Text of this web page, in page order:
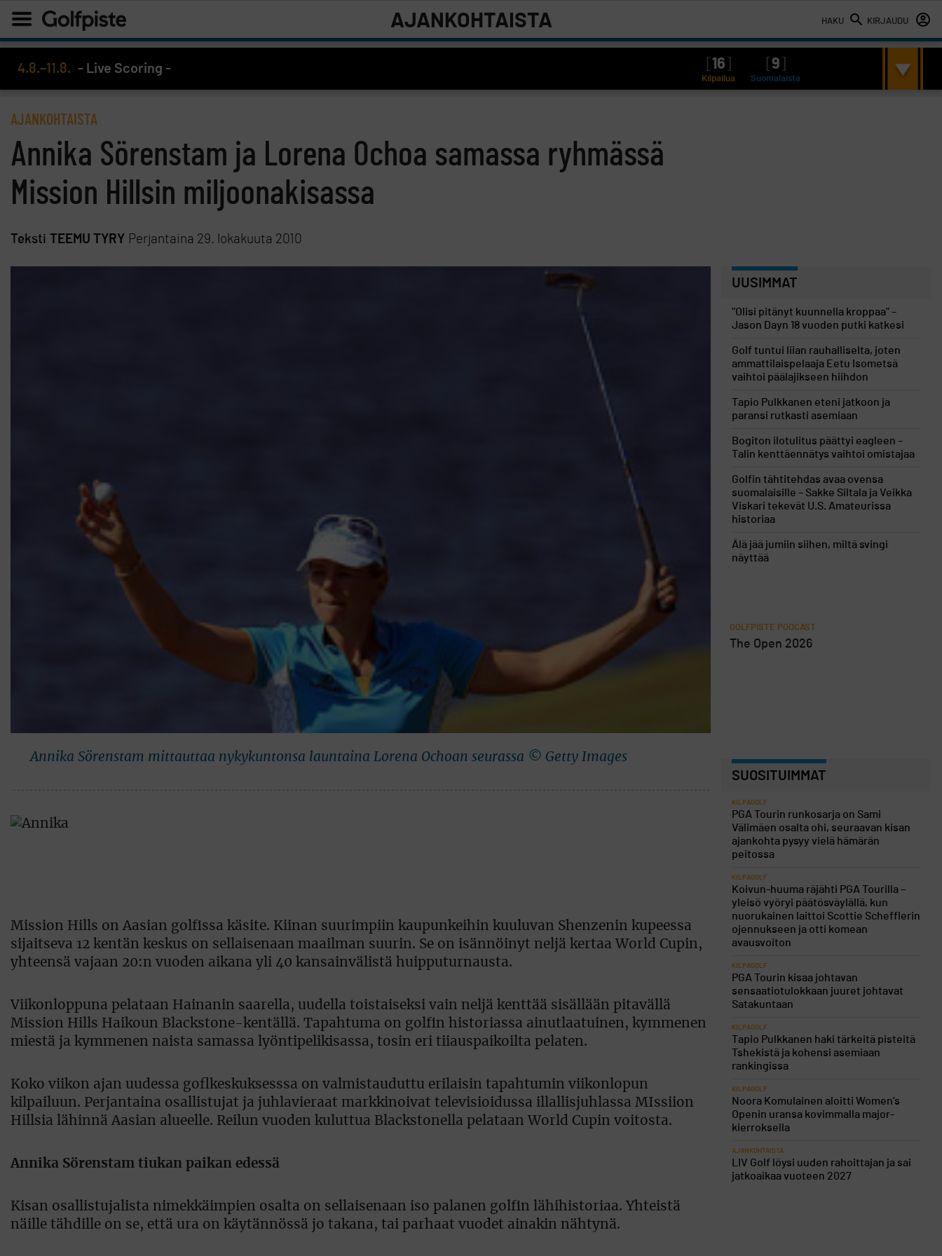
HAKU KIRJAUDU
AJANKOHTAISTA
4.8.–11.8. - Live Scoring - 16 9
Kilpailua Suomalaista
AJANKOHTAISTA
Annika Sörenstam ja Lorena Ochoa samassa ryhmässä
Mission Hillsin miljoonakisassa
Teksti TEEMU TYRY Perjantaina 29. lokakuuta 2010
Annika Sörenstam mittauttaa nykykuntonsa launtaina Lorena Ochoan seurassa © Getty Images
Mission Hills on Aasian golfissa käsite. Kiinan suurimpiin kaupunkeihin kuuluvan Shenzenin kupeessa
sijaitseva 12 kentän keskus on sellaisenaan maailman suurin. Se on isännöinyt neljä kertaa World Cupin,
yhteensä vajaan 20:n vuoden aikana yli 40 kansainvälistä huipputurnausta.
Viikonloppuna pelataan Hainanin saarella, uudella toistaiseksi vain neljä kenttää sisällään pitavällä
Mission Hills Haikoun Blackstone-kentällä. Tapahtuma on golfin historiassa ainutlaatuinen, kymmenen
miestä ja kymmenen naista samassa lyöntipelikisassa, tosin eri tiiauspaikoilta pelaten.
Koko viikon ajan uudessa goflkeskuksesssa on valmistauduttu erilaisin tapahtumin viikonlopun
kilpailuun. Perjantaina osallistujat ja juhlavieraat markkinoivat televisioidussa illallisjuhlassa MIssiion
Hillsia lähinnä Aasian alueelle. Reilun vuoden kuluttua Blackstonella pelataan World Cupin voitosta.
Annika Sörenstam tiukan paikan edessä
Kisan osallistujalista nimekkäimpien osalta on sellaisenaan iso palanen golfin lähihistoriaa. Yhteistä
näille tähdille on se, että ura on käytännössä jo takana, tai parhaat vuodet ainakin nähtynä.
UUSIMMAT
"Olisi pitänyt kuunnella kroppaa" –
Jason Dayn 18 vuoden putki katkesi
Golf tuntui liian rauhalliselta, joten
ammattilaispelaaja Eetu Isometsä
vaihtoi päälajikseen hiihdon
Tapio Pulkkanen eteni jatkoon ja
paransi rutkasti asemiaan
Bogiton ilotulitus päättyi eagleen –
Talin kenttäennätys vaihtoi omistajaa
Golfin tähtitehdas avaa ovensa
suomalaisille – Sakke Siltala ja Veikka
Viskari tekevät U.S. Amateurissa
historiaa
Älä jää jumiin siihen, miltä svingi
näyttää
GOLFPISTE PODCAST
The Open 2026
SUOSITUIMMAT
KILPAGOLF
PGA Tourin runkosarja on Sami
Välimäen osalta ohi, seuraavan kisan
ajankohta pysyy vielä hämärän
peitossa
KILPAGOLF
Koivun-huuma räjähti PGA Tourilla –
yleisö vyöryi päätösväylällä, kun
nuorukainen laittoi Scottie Schefflerin
ojennukseen ja otti komean
avausvoiton
KILPAGOLF
PGA Tourin kisaa johtavan
sensaatiotulokkaan juuret johtavat
Satakuntaan
KILPAGOLF
Tapio Pulkkanen haki tärkeitä pisteitä
Tshekistä ja kohensi asemiaan
rankingissa
KILPAGOLF
Noora Komulainen aloitti Women’s
Openin uransa kovimmalla major-
kierroksella
AJANKOHTAISTA
LIV Golf löysi uuden rahoittajan ja sai
jatkoaikaa vuoteen 2027